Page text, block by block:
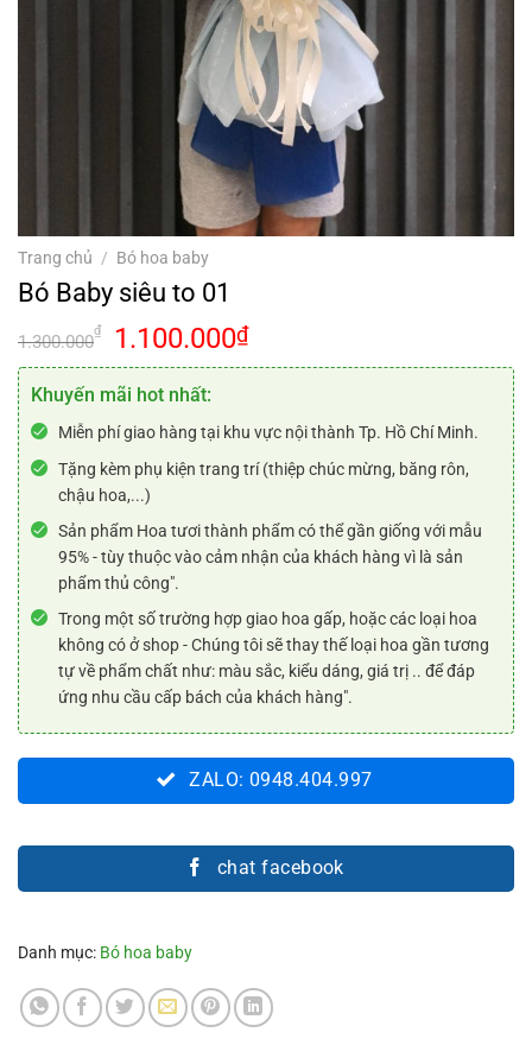
Trang chủ / Bó hoa baby
Bó Baby siêu to 01
1.300.000
₫
Giá
gốc
là:
1.300.000₫.
1.100.000₫Giá
hiện
là:
1.100.000₫.
Khuyến mãi hot nhất:
Miễn phí giao hàng tại khu vực nội thành Tp. Hồ Chí Minh.
Tặng kèm phụ kiện trang trí (thiệp chúc mừng, băng rôn,
chậu hoa,...)
Sản phẩm Hoa tươi thành phẩm có thể gần giống với mẫu
95% - tùy thuộc vào cảm nhận của khách hàng vì là sản
phẩm thủ công".
Trong một số trường hợp giao hoa gấp, hoặc các loại hoa
không có ở shop - Chúng tôi sẽ thay thế loại hoa gần tương
tự về phẩm chất như: màu sắc, kiểu dáng, giá trị .. để đáp
ứng nhu cầu cấp bách của khách hàng".
ZALO: 0948.404.997
chat facebook
Danh mục: Bó hoa baby